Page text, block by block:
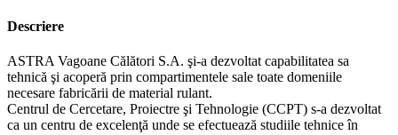
Descriere
ASTRA Vagoane Călători S.A. şi-a dezvoltat capabilitatea sa
tehnică şi acoperă prin compartimentele sale toate domeniile
necesare fabricării de material rulant.
Centrul de Cercetare, Proiectre şi Tehnologie (CCPT) s-a dezvoltat
ca un centru de excelenţă unde se efectuează studiile tehnice în